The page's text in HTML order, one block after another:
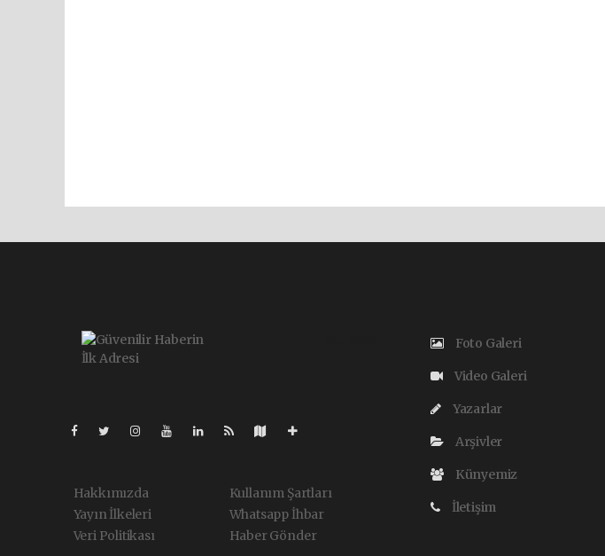
Hakkımızda
Yayın İlkeleri
Veri Politikası
Kullanım Şartları
Whatsapp İhbar
Haber Gönder
Foto Galeri
Video Galeri
Yazarlar
Arşivler
Künyemiz
İletişim